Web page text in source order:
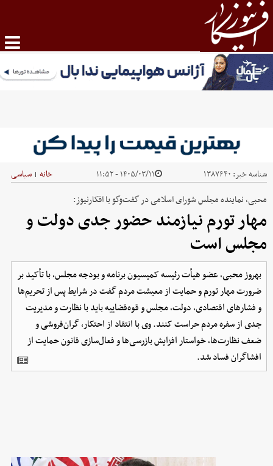
شناسه خبر: ۱۳۸۷۶۴۰ ۱۴۰۵/۰۳/۱۱ - ۱۱:۵۲ خانه | سیاسی
محبی، نماینده مجلس شورای اسلامی در گفت‌وگو با افکارنیوز:
مهار تورم نیازمند حضور جدی دولت و
مجلس است
بهروز محبی، عضو هیأت رئیسه کمیسیون برنامه و بودجه مجلس، با تأکید بر
ضرورت مهار تورم و حمایت از معیشت مردم گفت در شرایط پس از تحریم‌ها
و فشارهای اقتصادی، دولت، مجلس و قوه‌قضاییه باید با نظارت و مدیریت
جدی از سفره مردم حراست کنند. وی با انتقاد از احتکار، گران‌فروشی و
ضعف نظارت‌ها، خواستار افزایش بازرسی‌ها و فعال‌سازی قانون حمایت از
افشاگران فساد شد.